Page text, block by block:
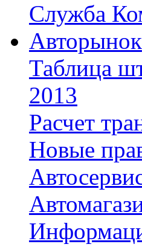
Служба
Авторынок
Таблица
2013
Расчет
Новые